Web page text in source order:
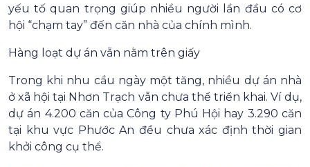
yếu tố quan trọng giúp nhiều người lần đầu có cơ
hội “chạm tay” đến căn nhà của chính mình.
Hàng loạt dự án vẫn nằm trên giấy
Trong khi nhu cầu ngày một tăng, nhiều dự án nhà
ở xã hội tại Nhơn Trạch vẫn chưa thể triển khai. Ví dụ,
dự án 4.200 căn của Công ty Phú Hội hay 3.290 căn
tại khu vực Phước An đều chưa xác định thời gian
khởi công cụ thể.